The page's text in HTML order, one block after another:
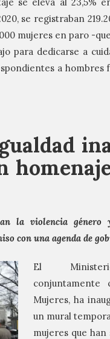
se registraban
mujeres en paro -
para dedicarse a
a hombres
la violencia
con una agenda de
El
conjuntamente
Mujeres, ha
un mural
mujeres que han